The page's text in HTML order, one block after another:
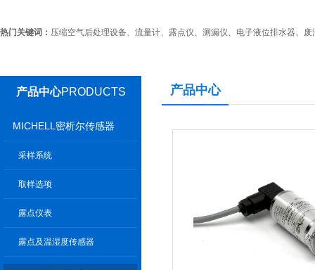
热门关键词： 压缩空气后处理设备、流量计、露点仪、测漏仪、电子液位排水器、
产品中心PRODUCTS
MICHELL密析尔传感器
采样系统
取样选项
露点仪表
露点及温湿度传感器
产品中心